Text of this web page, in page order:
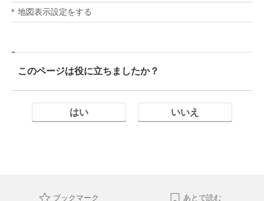
地図表示設定をする
このページは役に立ちましたか？
はい いいえ
ブックマーク あとで読む